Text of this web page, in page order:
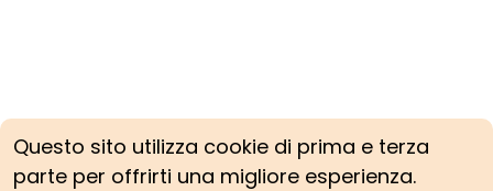
Questo sito utilizza cookie di prima e terza
parte per offrirti una migliore esperienza.